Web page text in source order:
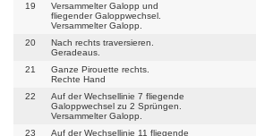
19
Versammelter Galopp und
fliegender Galoppwechsel.
Versammelter Galopp.
20
Nach rechts traversieren.
Geradeaus.
21
Ganze Pirouette rechts.
Rechte Hand
22
Auf der Wechsellinie 7 fliegende
Galoppwechsel zu 2 Sprüngen.
Versammelter Galopp.
23
Auf der Wechsellinie 11 fliegende